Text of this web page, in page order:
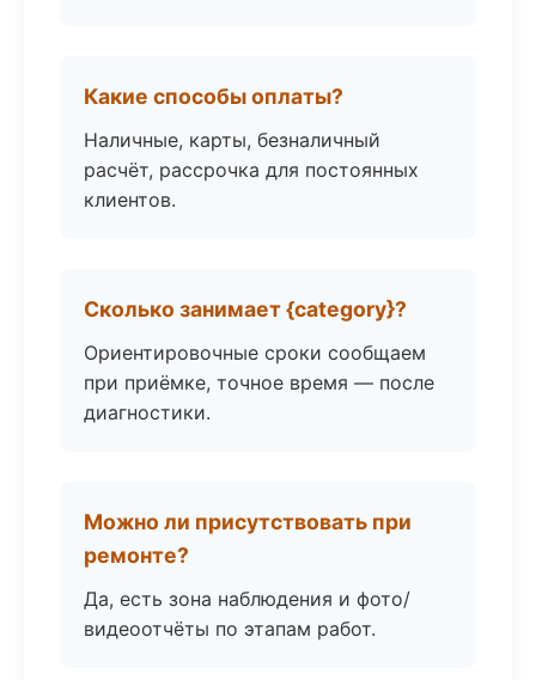
Какие способы оплаты?
Наличные, карты, безналичный
расчёт, рассрочка для постоянных
клиентов.
Сколько занимает {category}?
Ориентировочные сроки сообщаем
при приёмке, точное время — после
диагностики.
Можно ли присутствовать при
ремонте?
Да, есть зона наблюдения и фото/
видеоотчёты по этапам работ.